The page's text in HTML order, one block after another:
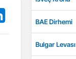
BAE Dirhemi
Bulgar Levası